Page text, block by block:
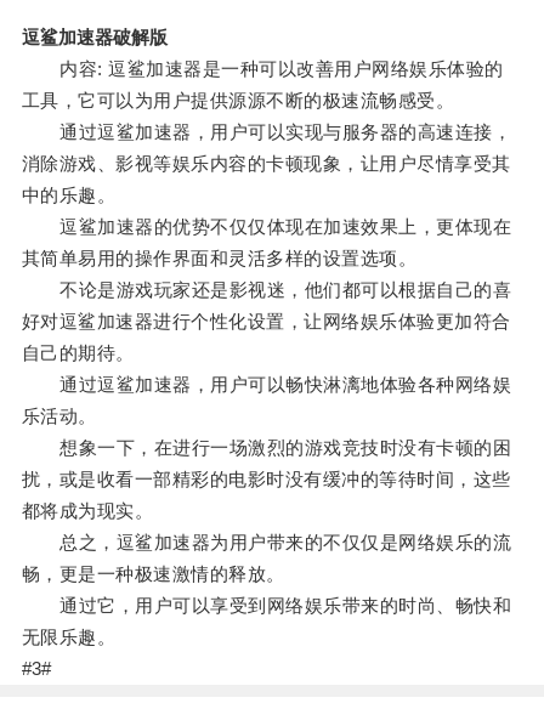
逗鲨加速器破解版
内容: 逗鲨加速器是一种可以改善用户网络娱乐体验的
工具，它可以为用户提供源源不断的极速流畅感受。
通过逗鲨加速器，用户可以实现与服务器的高速连接，
消除游戏、影视等娱乐内容的卡顿现象，让用户尽情享受其
中的乐趣。
逗鲨加速器的优势不仅仅体现在加速效果上，更体现在
其简单易用的操作界面和灵活多样的设置选项。
不论是游戏玩家还是影视迷，他们都可以根据自己的喜
好对逗鲨加速器进行个性化设置，让网络娱乐体验更加符合
自己的期待。
通过逗鲨加速器，用户可以畅快淋漓地体验各种网络娱
乐活动。
想象一下，在进行一场激烈的游戏竞技时没有卡顿的困
扰，或是收看一部精彩的电影时没有缓冲的等待时间，这些
都将成为现实。
总之，逗鲨加速器为用户带来的不仅仅是网络娱乐的流
畅，更是一种极速激情的释放。
通过它，用户可以享受到网络娱乐带来的时尚、畅快和
无限乐趣。
#3#